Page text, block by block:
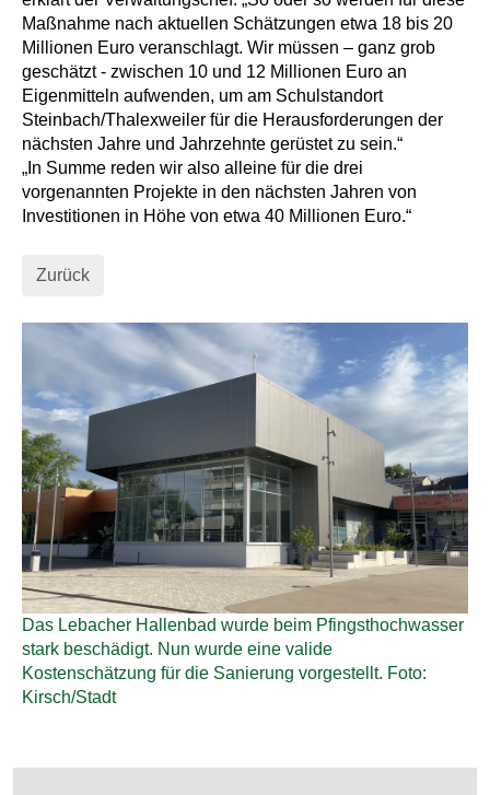
Maßnahme nach aktuellen Schätzungen etwa 18 bis 20
Millionen Euro veranschlagt. Wir müssen – ganz grob
geschätzt - zwischen 10 und 12 Millionen Euro an
Eigenmitteln aufwenden, um am Schulstandort
Steinbach/Thalexweiler für die Herausforderungen der
nächsten Jahre und Jahrzehnte gerüstet zu sein.“
„In Summe reden wir also alleine für die drei
vorgenannten Projekte in den nächsten Jahren von
Investitionen in Höhe von etwa 40 Millionen Euro.“
Zurück
Das Lebacher Hallenbad wurde beim Pfingsthochwasser
stark beschädigt. Nun wurde eine valide
Kostenschätzung für die Sanierung vorgestellt. Foto:
Kirsch/Stadt